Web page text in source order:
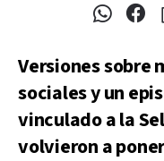
Versiones sobre
sociales y un
vinculado a la
volvieron a